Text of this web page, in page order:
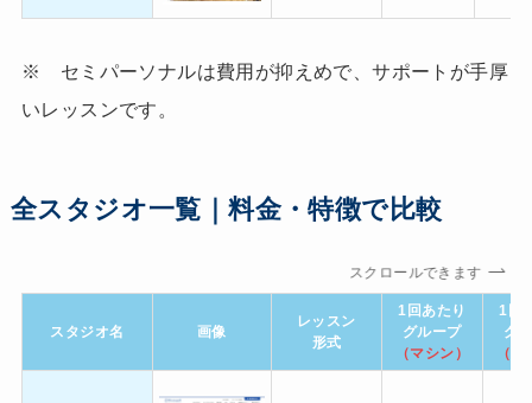
※ セミパーソナルは費用が抑えめで、サポートが手厚
いレッスンです。
全スタジオ一覧｜料金・特徴で比較
スクロールできます
スタジオ名 画像
レッスン
形式
1回あたり
グループ
（マシン）
1回
グ
（